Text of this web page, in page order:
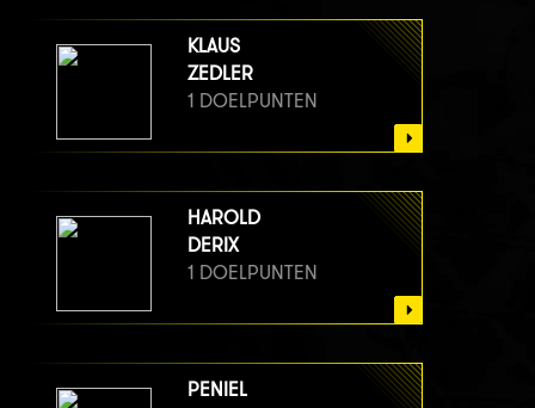
KLAUS
ZEDLER
1 DOELPUNTEN
HAROLD
DERIX
1 DOELPUNTEN
PENIEL